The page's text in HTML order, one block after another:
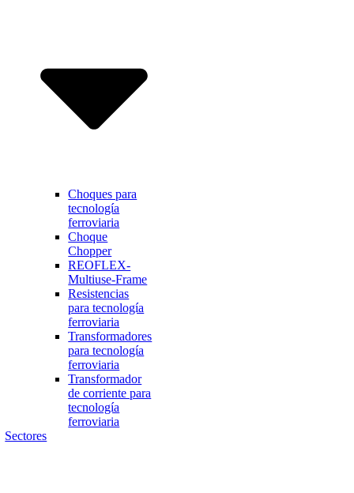
Choques para
tecnología
ferroviaria
Choque
Chopper
REOFLEX-
Multiuse-Frame
Resistencias
para tecnología
ferroviaria
Transformadores
para tecnología
ferroviaria
Transformador
de corriente para
tecnología
ferroviaria
Sectores